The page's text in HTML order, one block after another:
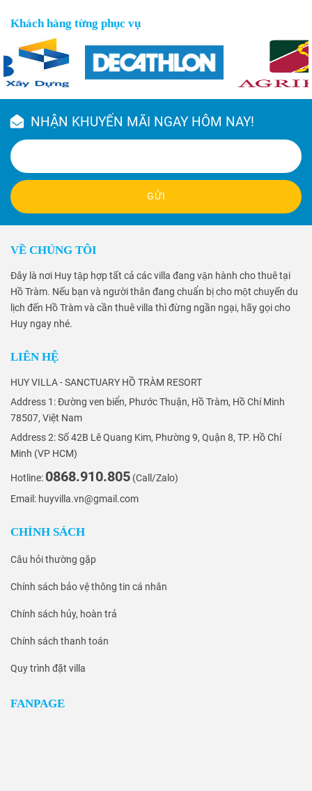
Khách hàng từng phục vụ
NHẬN KHUYẾN MÃI NGAY HÔM NAY!
GỬI
VỀ CHÚNG TÔI
Đây là nơi Huy tập hợp tất cả các villa đang vận hành cho thuê tại
Hồ Tràm. Nếu bạn và người thân đang chuẩn bị cho một chuyến du
lịch đến Hồ Tràm và cần thuê villa thì đừng ngần ngại, hãy gọi cho
Huy ngay nhé.
LIÊN HỆ
HUY VILLA - SANCTUARY HỒ TRÀM RESORT
Address 1: Đường ven biển, Phước Thuận, Hồ Tràm, Hồ Chí Minh
78507, Việt Nam
Address 2: Số 42B Lê Quang Kim, Phường 9, Quận 8, TP. Hồ Chí
Minh (VP HCM)
Hotline: 0868.910.805 (Call/Zalo)
Email: huyvilla.vn@gmail.com
CHÍNH SÁCH
Câu hỏi thường gặp
Chính sách bảo vệ thông tin cá nhân
Chính sách hủy, hoàn trả
Chính sách thanh toán
Quy trình đặt villa
FANPAGE